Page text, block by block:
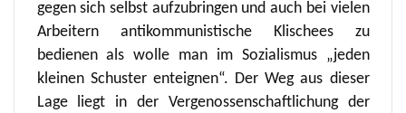
gegen sich selbst aufzubringen und auch bei vielen
Arbeitern antikommunistische Klischees zu
bedienen als wolle man im Sozialismus „jeden
kleinen Schuster enteignen“. Der Weg aus dieser
Lage liegt in der Vergenossenschaftlichung der